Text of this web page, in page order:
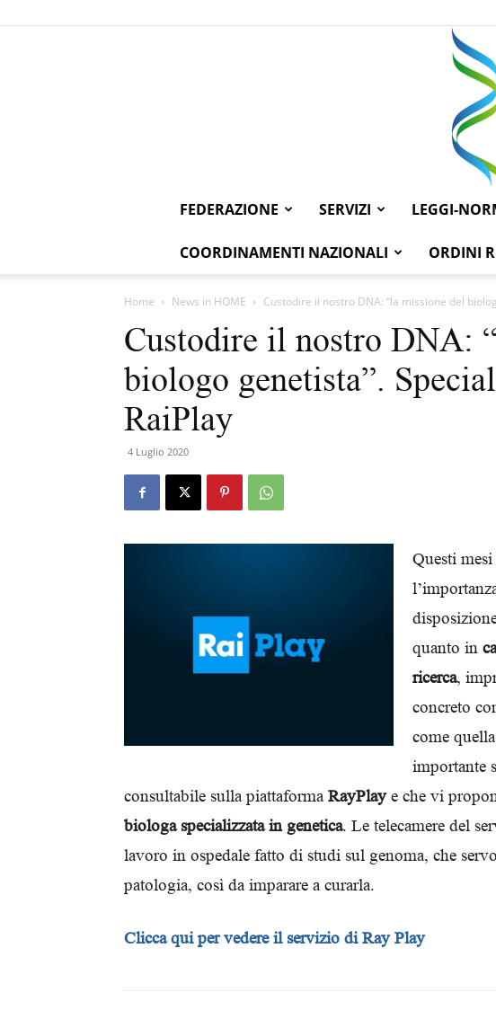
FEDERAZIONE SERVIZI LEGGI-
COORDINAMENTI NAZIONALI ORDINI
Home News in HOME Custodire il nostro DNA: “la missione del
Custodire il nostro DNA:
biologo genetista”.
RaiPlay
4 Luglio 2020
Questi
quanto in
ricerca,
concreto
come
importante
consultabile sulla piattaformaRayPlaye che vi
biologa specializzata in genetica. Le telecamere del
lavoro in ospedale fatto di studi sul genoma, che
patologia, così da imparare a curarla.
Clicca qui per vedere il servizio di Ray Play